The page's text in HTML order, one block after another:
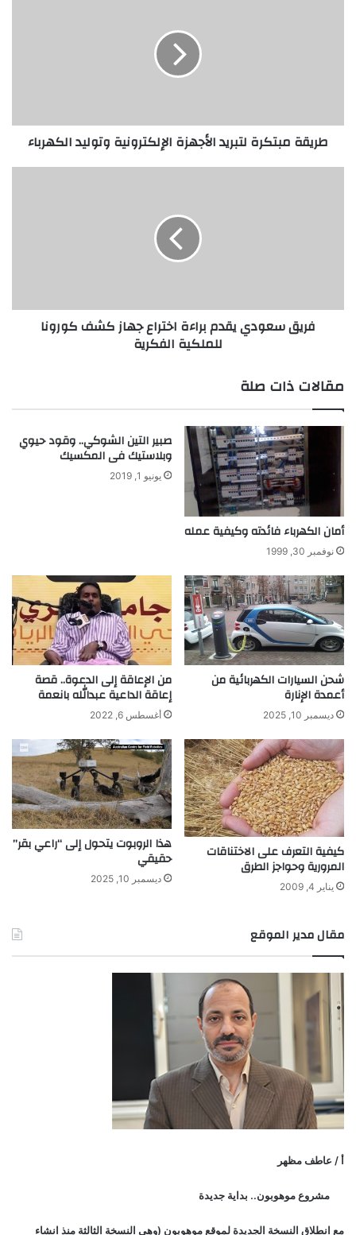
طريقة مبتكرة لتبريد الأجهزة الإلكترونية وتوليد الكهرباء
للملكية
الفكريةفريق سعودي يقدم براءة اختراع جهاز كشف كورونا
للملكية الفكرية
مقالات ذات صلة
أمان الكهرباء فائدته وكيفية عمله
نوفمبر 30, 1999
صبير التين الشوكي.. وقود حيوي
وبلاستيك فى المكسيك
يونيو 1, 2019
شحن السيارات الكهربائية من
أعمدة الإنارة
ديسمبر 10, 2025
من الإعاقة إلى الدعوة.. قصة
إعاقة الداعية عبدالله بانعمة
أغسطس 6, 2022
كيفية التعرف على الاختناقات
المرورية وحواجز الطرق
يناير 4, 2009
هذا الروبوت يتحول إلى “راعي بقر”
حقيقي
ديسمبر 10, 2025
مقال مدير الموقع
أ / عاطف مظهر
مشروع موهوبون.. بداية جديدة
مع انطلاق النسخة الجديدة لموقع موهوبون (وهي النسخة الثالثة منذ انشاء